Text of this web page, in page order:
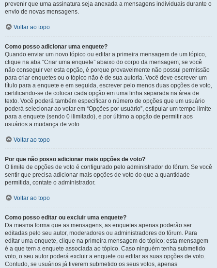
prevenir que uma assinatura seja anexada a mensagens individuais durante o
envio de novas mensagens.
Voltar ao topo
Como posso adicionar uma enquete?
Quando enviar um novo tópico ou editar a primeira mensagem de um tópico,
clique na aba “Criar uma enquete” abaixo do corpo da mensagem; se você
não conseguir ver esta opção, é porque provavelmente não possui permissão
para criar enquetes ou o tópico não é de sua autoria. Você deve escrever um
título para a enquete e em seguida, escrever pelo menos duas opções de voto,
certificando-se de colocar cada opção em uma linha separada na área de
texto. Você poderá também especificar o número de opções que um usuário
poderá selecionar ao votar em “Opções por usuário”, estipular um tempo limite
para a enquete (sendo 0 ilimitado), e por último a opção de permitir aos
usuários a mudança de voto.
Voltar ao topo
Por que não posso adicionar mais opções de voto?
O limite de opções de voto é configurado pelo administrador do fórum. Se você
sentir que precisa adicionar mais opções de voto do que a quantidade
permitida, contate o administrador.
Voltar ao topo
Como posso editar ou excluir uma enquete?
Da mesma forma que as mensagens, as enquetes apenas poderão ser
editadas pelo seu autor, moderadores ou administradores do fórum. Para
editar uma enquete, clique na primeira mensagem do tópico; esta mensagem
é a que tem a enquete associada ao tópico. Caso ninguém tenha submetido
voto, o seu autor poderá excluir a enquete ou editar as suas opções de voto.
Contudo, se usuários já tiverem submetido os seus votos, apenas